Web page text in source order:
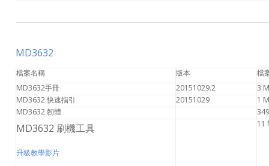
MD3632
檔案名稱 版本
檔
MD3632手冊
20151029.2
3
MD3632 快速指引
20151029
1
MD3632 韌體
MD3632 刷機工具
升級教學影片
11